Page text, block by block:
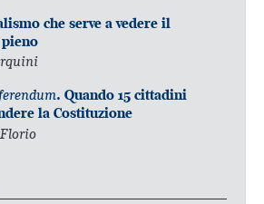
che serve a vedere il
. Quando 15 cittadini
la Costituzione